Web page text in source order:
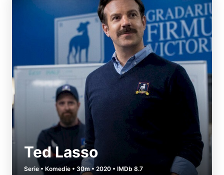
Ted Lasso
Serie • Komedie • 30m • 2020 • IMDb 8.7